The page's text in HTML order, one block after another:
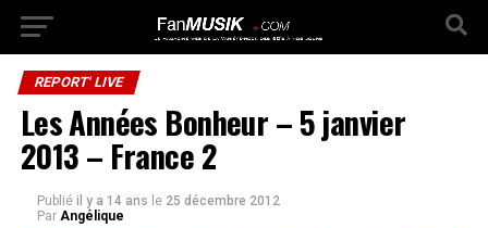
REPORT' LIVE
Les Années Bonheur – 5 janvier
2013 – France 2
Publié il y a 14 ans le 25 décembre 2012
Par Angélique